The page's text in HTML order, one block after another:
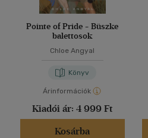
Pointe of Pride - Büszke
balettosok
Chloe Angyal
Könyv
Árinformációk
Kiadói ár: 4 999 Ft
Kosárba